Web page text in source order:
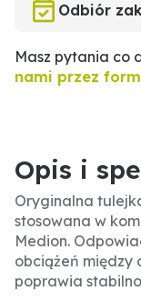
Odbiór
Masz pytania co
nami przez
Opis i
Oryginalna
stosowana w
Medion.
obciążeń między
poprawia